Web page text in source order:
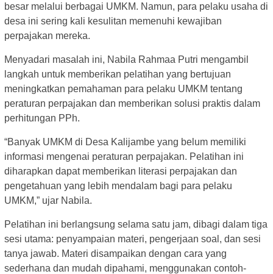
besar melalui berbagai UMKM. Namun, para pelaku usaha di
desa ini sering kali kesulitan memenuhi kewajiban
perpajakan mereka.
Menyadari masalah ini, Nabila Rahmaa Putri mengambil
langkah untuk memberikan pelatihan yang bertujuan
meningkatkan pemahaman para pelaku UMKM tentang
peraturan perpajakan dan memberikan solusi praktis dalam
perhitungan PPh.
“Banyak UMKM di Desa Kalijambe yang belum memiliki
informasi mengenai peraturan perpajakan. Pelatihan ini
diharapkan dapat memberikan literasi perpajakan dan
pengetahuan yang lebih mendalam bagi para pelaku
UMKM,” ujar Nabila.
Pelatihan ini berlangsung selama satu jam, dibagi dalam tiga
sesi utama: penyampaian materi, pengerjaan soal, dan sesi
tanya jawab. Materi disampaikan dengan cara yang
sederhana dan mudah dipahami, menggunakan contoh-